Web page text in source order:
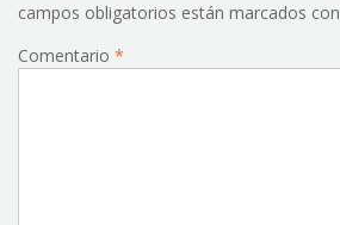
campos obligatorios están marcados con
Comentario *